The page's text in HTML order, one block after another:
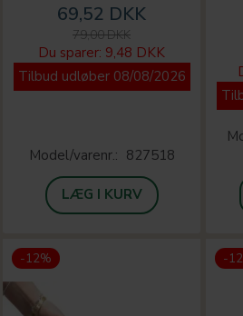
69,52 DKK
79,00 DKK
Du sparer: 9,48 DKK
Tilbud udløber 08/08/2026
Model/varenr.: 827518
LÆG I KURV
-12% -